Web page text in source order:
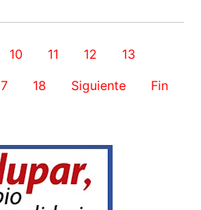
10 11 12
13
18 Siguiente Fin